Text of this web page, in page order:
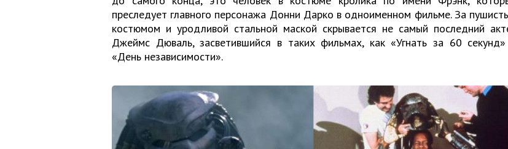
преследует главного персонажа Донни Дарко в одноименном фильме. За
костюмом и уродливой стальной маской скрывается не самый последний
Джеймс Дюваль, засветившийся в таких фильмах, как «Угнать за 60
«День независимости».